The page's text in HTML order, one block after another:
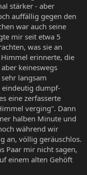
stärker - aber
auffällig gegen den
war auch seine
mir seit etwa 5
was sie an
erinnerte, die
keineswegs
langsam
eindeutig dumpf-
eine zerfasserte
verging". Dann
halben Minute und
während wir
an, völlig geräuschlos.
Paar mir nicht sagen,
einem alten Gehöft